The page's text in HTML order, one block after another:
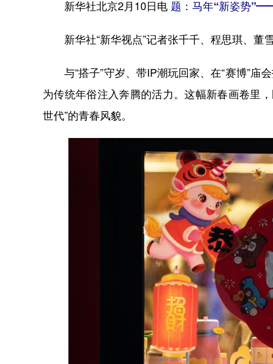
新华社北京2月10日电 题：马年“新姿势
新华社“新华视点”记者张千千、程思琪、董
与“搭子”守岁、带IP潮玩回家、在“赛博”庙
为传统年俗注入奔腾的活力。这幅新春画卷里
世代”的青春风貌。